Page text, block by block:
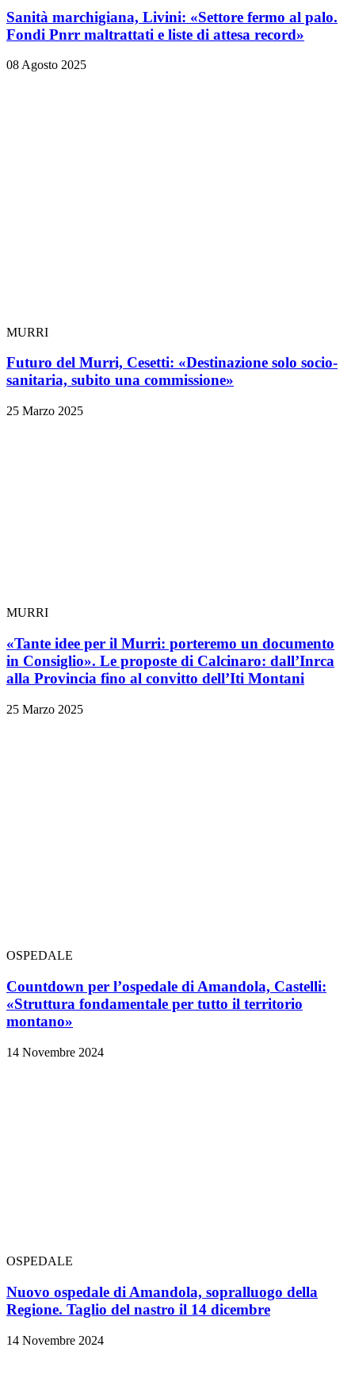
Sanità marchigiana, Livini: «Settore fermo al palo.
Fondi Pnrr maltrattati e liste di attesa record»
08 Agosto 2025
MURRI
Futuro del Murri, Cesetti: «Destinazione solo socio-
sanitaria, subito una commissione»
25 Marzo 2025
MURRI
«Tante idee per il Murri: porteremo un documento
in Consiglio». Le proposte di Calcinaro: dall’Inrca
alla Provincia fino al convitto dell’Iti Montani
25 Marzo 2025
OSPEDALE
Countdown per l’ospedale di Amandola, Castelli:
«Struttura fondamentale per tutto il territorio
montano»
14 Novembre 2024
OSPEDALE
Nuovo ospedale di Amandola, sopralluogo della
Regione. Taglio del nastro il 14 dicembre
14 Novembre 2024